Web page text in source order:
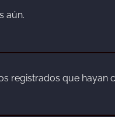
aún.
registrados que